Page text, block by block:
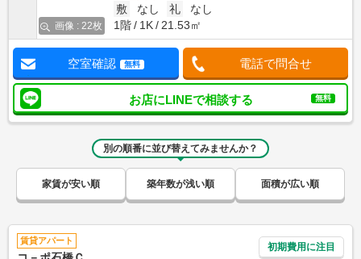
画像 : 22枚
敷
なし 礼
なし
1階
1K 21.53㎡
空室確認 無料 電話で問合せ
お店にLINEで相談する 無料
別の順番に並び替えてみませんか？
家賃が安い順 築年数が浅い順 面積が広い順
賃貸アパート
初期費用に注目